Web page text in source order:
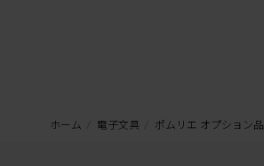
ホーム 電子文具 ポムリエ オプション品